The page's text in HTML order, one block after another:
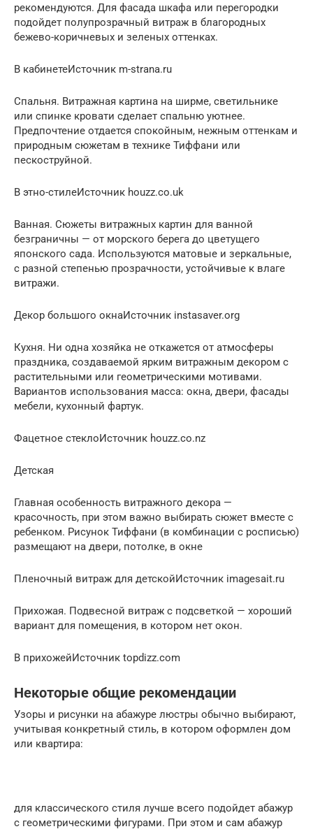
рекомендуются. Для фасада шкафа или перегородки
подойдет полупрозрачный витраж в благородных
бежево-коричневых и зеленых оттенках.
В кабинетеИсточник m-strana.ru
Спальня. Витражная картина на ширме, светильнике
или спинке кровати сделает спальню уютнее.
Предпочтение отдается спокойным, нежным оттенкам и
природным сюжетам в технике Тиффани или
пескоструйной.
В этно-стилеИсточник houzz.co.uk
Ванная. Сюжеты витражных картин для ванной
безграничны — от морского берега до цветущего
японского сада. Используются матовые и зеркальные,
с разной степенью прозрачности, устойчивые к влаге
витражи.
Декор большого окнаИсточник instasaver.org
Кухня. Ни одна хозяйка не откажется от атмосферы
праздника, создаваемой ярким витражным декором с
растительными или геометрическими мотивами.
Вариантов использования масса: окна, двери, фасады
мебели, кухонный фартук.
Фацетное стеклоИсточник houzz.co.nz
Детская
Главная особенность витражного декора —
красочность, при этом важно выбирать сюжет вместе с
ребенком. Рисунок Тиффани (в комбинации с росписью)
размещают на двери, потолке, в окне
Пленочный витраж для детскойИсточник imagesait.ru
Прихожая. Подвесной витраж с подсветкой — хороший
вариант для помещения, в котором нет окон.
В прихожейИсточник topdizz.com
Некоторые общие рекомендации
Узоры и рисунки на абажуре люстры обычно выбирают,
учитывая конкретный стиль, в котором оформлен дом
или квартира:
для классического стиля лучше всего подойдет абажур
с геометрическими фигурами. При этом и сам абажур